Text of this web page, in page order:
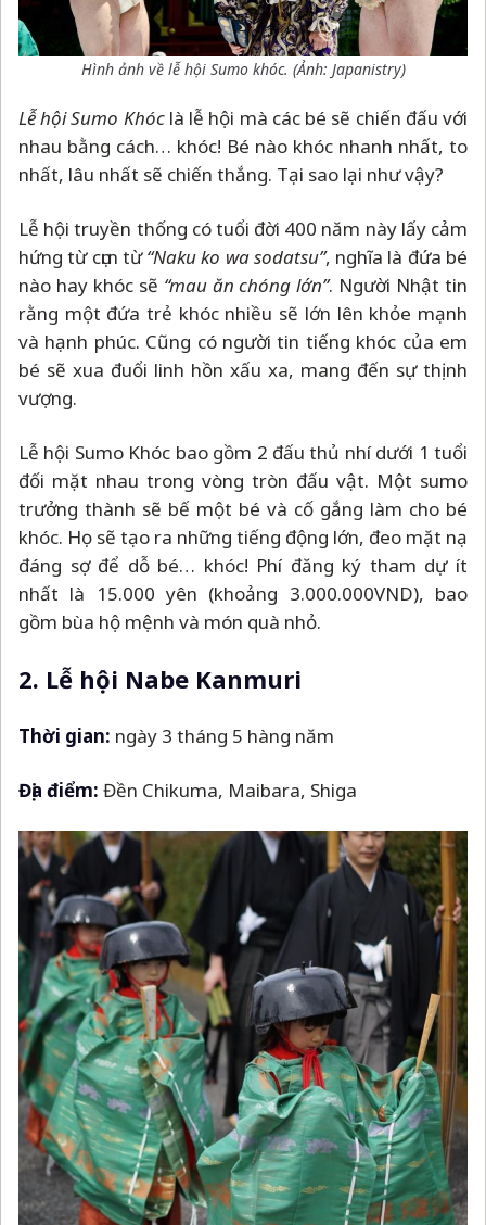
Hình ảnh về lễ hội Sumo khóc. (Ảnh: Japanistry)
Lễ hội Sumo Khóclà lễ hội mà các bé sẽ chiến đấu với
nhau bằng cách… khóc! Bé nào khóc nhanh nhất, to
nhất, lâu nhất sẽ chiến thắng. Tại sao lại như vậy?
Lễ hội truyền thống có tuổi đời 400 năm này lấy cảm
hứng từ cụm từ“Naku ko wa sodatsu”, nghĩa là đứa bé
nào hay khóc sẽ “mau ăn chóng lớn”. Người Nhật tin
rằng một đứa trẻ khóc nhiều sẽ lớn lên khỏe mạnh
và hạnh phúc. Cũng có người tin tiếng khóc của em
bé sẽ xua đuổi linh hồn xấu xa, mang đến sự thịnh
vượng.
Lễ hội Sumo Khóc bao gồm 2 đấu thủ nhí dưới 1 tuổi
đối mặt nhau trong vòng tròn đấu vật. Một sumo
trưởng thành sẽ bế một bé và cố gắng làm cho bé
khóc. Họ sẽ tạo ra những tiếng động lớn, đeo mặt nạ
đáng sợ để dỗ bé… khóc! Phí đăng ký tham dự ít
nhất là 15.000 yên (khoảng 3.000.000VND), bao
gồm bùa hộ mệnh và món quà nhỏ.
2. Lễ hội Nabe Kanmuri
Thời gian: ngày 3 tháng 5 hàng năm
Địa điểm: Đền Chikuma, Maibara, Shiga